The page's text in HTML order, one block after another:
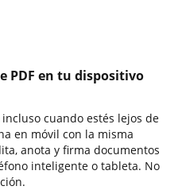
PDF en tu dispositivo
cuando estés lejos de
en móvil con la misma
anota y firma documentos
inteligente o tableta. No